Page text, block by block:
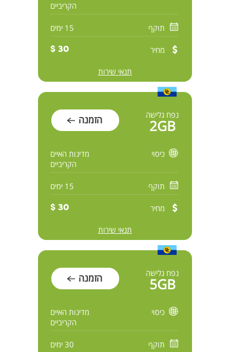
הקריביים
תוקף 15 ימים
מחיר 30 $
תנאי שירות
נפח גלישה
2GB הזמנה
כיסוי
מדינות האיים
הקריביים
תוקף 15 ימים
מחיר 30 $
תנאי שירות
נפח גלישה
5GB הזמנה
כיסוי
מדינות האיים
הקריביים
תוקף 30 ימים